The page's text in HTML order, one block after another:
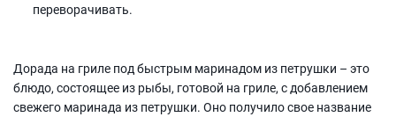
переворачивать.
Дорада на гриле под быстрым маринадом из петрушки – это
блюдо, состоящее из рыбы, готовой на гриле, с добавлением
свежего маринада из петрушки. Оно получило свое название